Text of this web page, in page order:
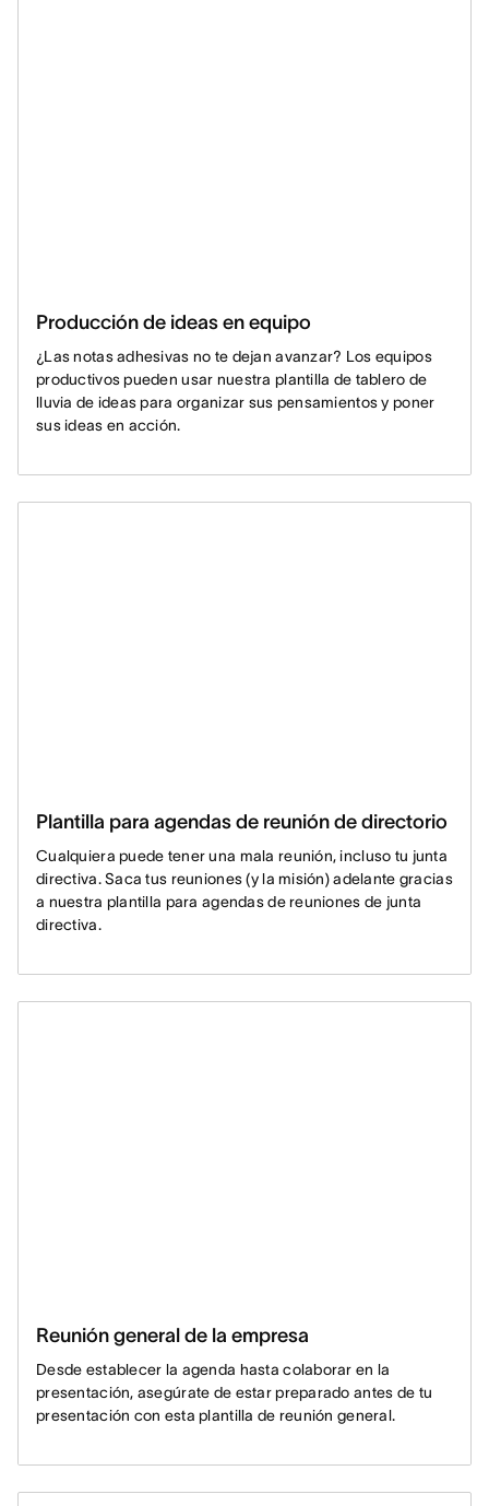
Producción de ideas en equipo
¿Las notas adhesivas no te dejan avanzar? Los equipos
productivos pueden usar nuestra plantilla de tablero de
lluvia de ideas para organizar sus pensamientos y poner
sus ideas en acción.
Plantilla para agendas de reunión de directorio
Cualquiera puede tener una mala reunión, incluso tu junta
directiva. Saca tus reuniones (y la misión) adelante gracias
a nuestra plantilla para agendas de reuniones de junta
directiva.
Reunión general de la empresa
Desde establecer la agenda hasta colaborar en la
presentación, asegúrate de estar preparado antes de tu
presentación con esta plantilla de reunión general.